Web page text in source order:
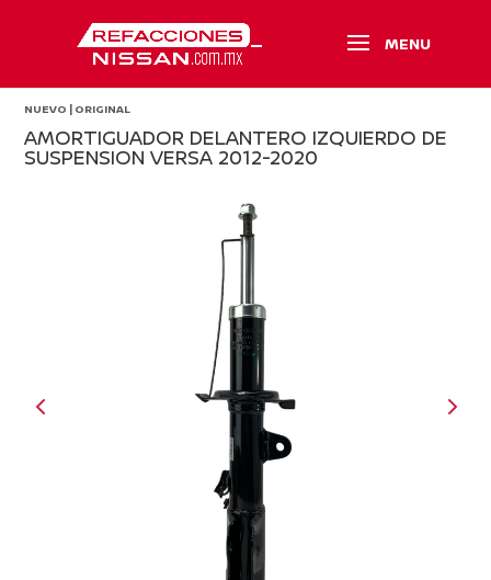
NUEVO | ORIGINAL
AMORTIGUADOR DELANTERO IZQUIERDO DE
SUSPENSION VERSA 2012-2020